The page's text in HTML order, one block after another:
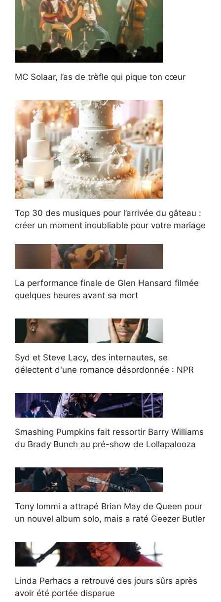
MC Solaar, l’as de trèfle qui pique ton cœur
Top 30 des musiques pour l’arrivée du gâteau :
créer un moment inoubliable pour votre mariage
La performance finale de Glen Hansard filmée
quelques heures avant sa mort
Syd et Steve Lacy, des internautes, se
délectent d'une romance désordonnée : NPR
Smashing Pumpkins fait ressortir Barry Williams
du Brady Bunch au pré-show de Lollapalooza
Tony Iommi a attrapé Brian May de Queen pour
un nouvel album solo, mais a raté Geezer Butler
Linda Perhacs a retrouvé des jours sûrs après
avoir été portée disparue